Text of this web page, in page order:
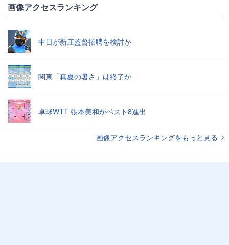
画像アクセスランキング
中日が新庄監督招聘を検討か
関東「真夏の暑さ」は終了か
卓球WTT 張本美和がベスト8進出
画像アクセスランキングをもっと見る